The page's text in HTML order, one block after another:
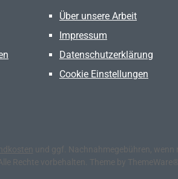
Über unsere Arbeit
Impressum
Datenschutzerklärung
Cookie Einstellungen
und ggf. Nachnahmegebühren, wenn
Rechte vorbehalten. Theme by ThemeWare®